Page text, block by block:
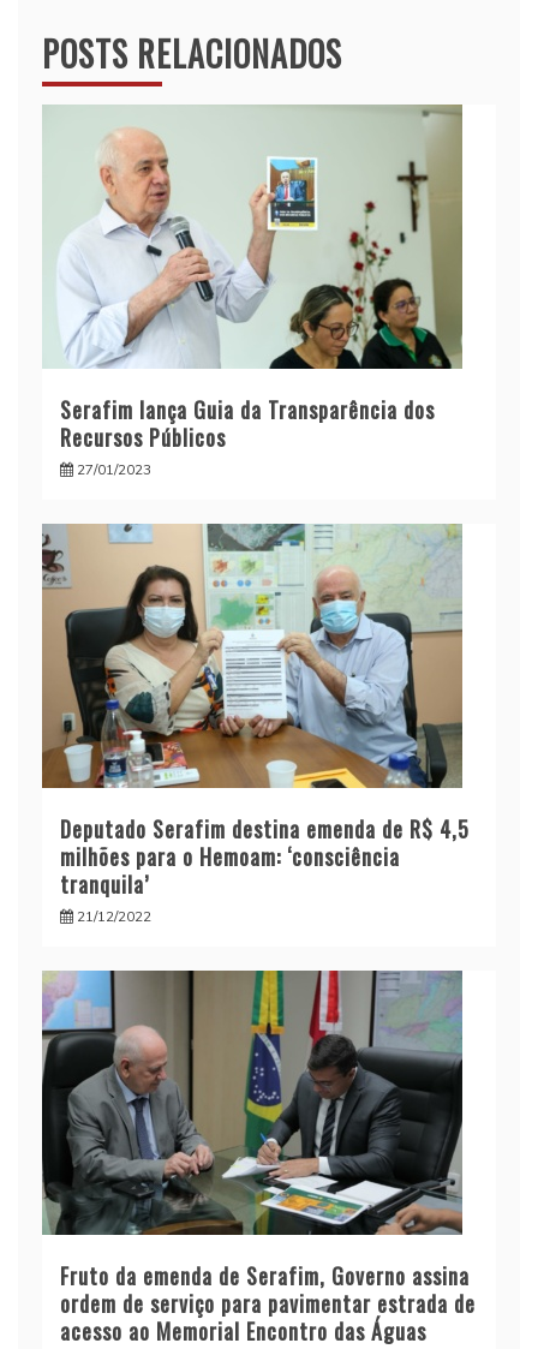
POSTS RELACIONADOS
Serafim lança Guia da Transparência dos
Recursos Públicos
27/01/2023
Deputado Serafim destina emenda de R$ 4,5
milhões para o Hemoam: ‘consciência
tranquila’
21/12/2022
Fruto da emenda de Serafim, Governo assina
ordem de serviço para pavimentar estrada de
acesso ao Memorial Encontro das Águas